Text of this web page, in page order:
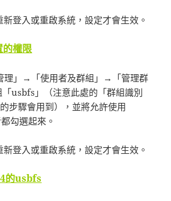
登入或重啟系統，設定才會生效。
權限
理」→「使用者及群組」→「管理群
usbfs」（注意此處的「群組識別
步驟會用到），並將允許使用
勾選起來。
登入或重啟系統，設定才會生效。
的usbfs